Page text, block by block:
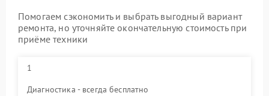
Помогаем сэкономить и выбрать выгодный вариант
ремонта, но уточняйте окончательную стоимость при
приёме техники
1
Диагностика - всегда бесплатно